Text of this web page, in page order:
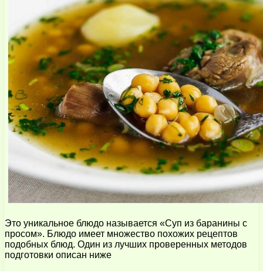
Это уникальное блюдо называется «Суп из баранины с
просом». Блюдо имеет множество похожих рецептов
подобных блюд. Один из лучших проверенных методов
подготовки описан ниже